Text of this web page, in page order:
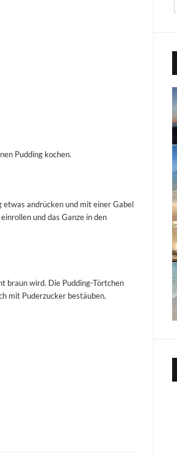
Pudding kochen.
andrücken und mit einer Gabel
und das Ganze in den
braun wird. Die Pudding-Törtchen
mit Puderzucker bestäuben.